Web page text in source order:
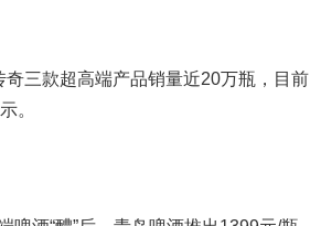
三款超高端产品销量近20万瓶，目前
。